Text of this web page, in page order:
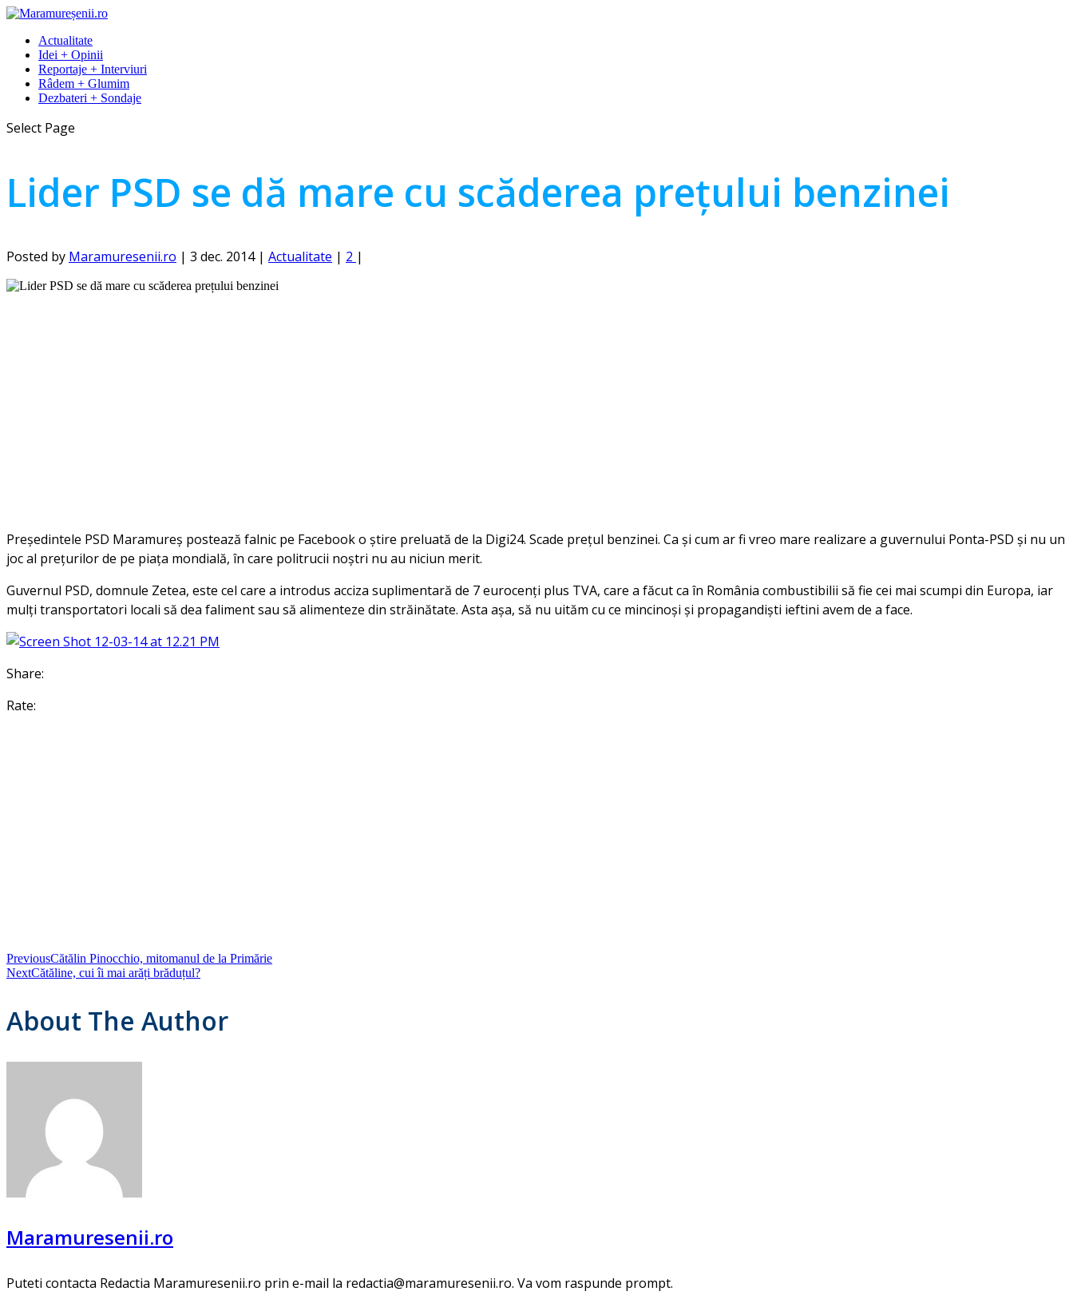
Actualitate
Idei + Opinii
Reportaje + Interviuri
Râdem + Glumim
Dezbateri + Sondaje
Select Page
Lider PSD se dă mare cu scăderea prețului benzinei
Posted by Maramuresenii.ro | 3 dec. 2014| Actualitate | 2 |
Președintele PSD Maramureș postează falnic pe Facebook o știre preluată de la Digi24. Scade prețul benzinei. Ca și cum ar fi vreo mare realizare a guvernului Ponta-PSD și nu un
joc al prețurilor de pe piața mondială, în care politrucii noștri nu au niciun merit.
Guvernul PSD, domnule Zetea, este cel care a introdus acciza suplimentară de 7 eurocenți plus TVA, care a făcut ca în România combustibilii să fie cei mai scumpi din Europa, iar
mulți transportatori locali să dea faliment sau să alimenteze din străinătate. Asta așa, să nu uităm cu ce mincinoși și propagandiști ieftini avem de a face.
Share:
Rate:
PreviousCătălin Pinocchio, mitomanul de la Primărie
NextCătăline, cui îi mai arăți brăduțul?
About The Author
Maramuresenii.ro
Puteti contacta Redactia Maramuresenii.ro prin e-mail la redactia@maramuresenii.ro. Va vom raspunde prompt.